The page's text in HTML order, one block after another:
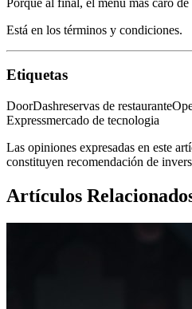
Está en los términos y condiciones.
Etiquetas
DoorDashreservas de restaurante
Expressmercado de tecnologia
Las opiniones expresadas en este
constituyen recomendación de
Artículos